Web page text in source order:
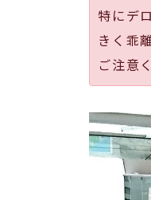
特にデ
きく乖
ご注意